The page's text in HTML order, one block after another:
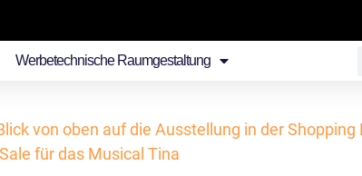
Werbetechnische Raumgestaltung